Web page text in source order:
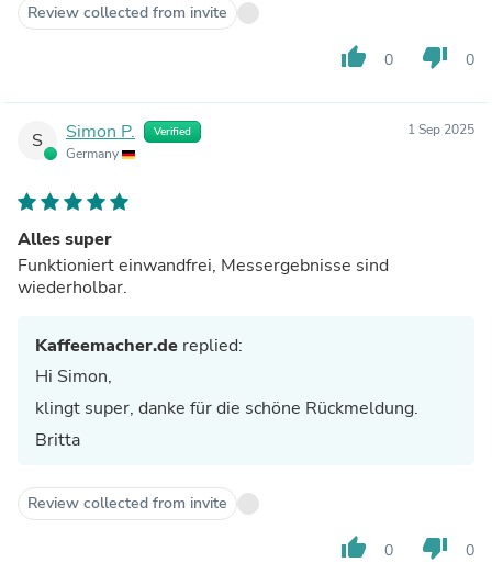
Review collected from invite
thumb_up 0 thumb_down 0
S Simon P. Verified
Germany
1 Sep 2025
Alles super
Funktioniert einwandfrei, Messergebnisse sind
wiederholbar.
Kaffeemacher.de replied:
Hi Simon,
klingt super, danke für die schöne Rückmeldung.
Britta
Review collected from invite
thumb_up 0 thumb_down 0